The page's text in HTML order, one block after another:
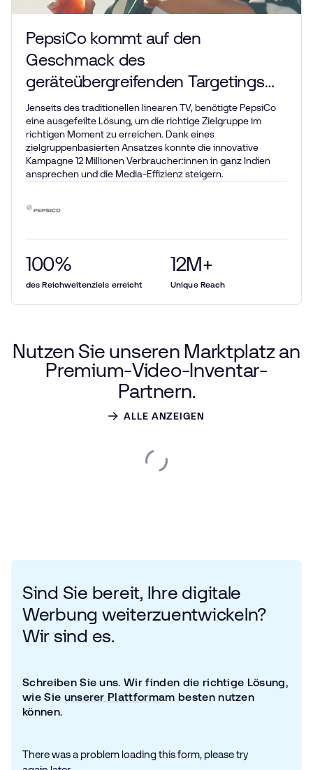
PepsiCo kommt auf den
Geschmack des
geräteübergreifenden Targetings
und erreicht 12 Millionen
Verbraucher:innen
Jenseits des traditionellen linearen TV, benötigte PepsiCo
eine ausgefeilte Lösung, um die richtige Zielgruppe im
richtigen Moment zu erreichen. Dank eines
zielgruppenbasierten Ansatzes konnte die innovative
Kampagne 12 Millionen Verbraucher:innen in ganz Indien
ansprechen und die Media-Effizienz steigern.
100%
des Reichweitenziels erreicht
12M+
Unique Reach
Nutzen Sie unseren Marktplatz an
Premium-Video-Inventar-
Partnern.
ALLE ANZEIGEN
Sind Sie bereit, Ihre digitale
Werbung weiterzuentwickeln?
Wir sind es.
Schreiben Sie uns. Wir finden die richtige Lösung,
wie Sie unserer Plattformam besten nutzen
können.
There was a problem loading this form, please try